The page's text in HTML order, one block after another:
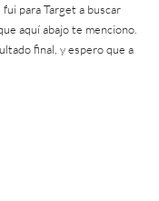
para Target a buscar
aquí abajo te menciono.
final, y espero que a